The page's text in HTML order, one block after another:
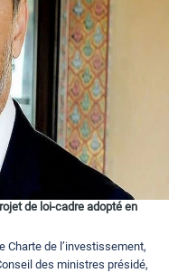
de loi-cadre adopté en
Charte de l’investissement,
des ministres présidé,